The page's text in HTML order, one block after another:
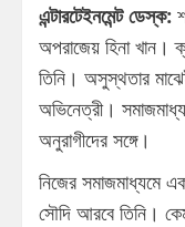
এন্টারটেইনমেন্ট ডেস্ক:
অপরাজেয় হিনা খান।
তিনি। অসুস্থতার
অভিনেত্রী।
অনুরাগীদের সঙ্গে।
নিজের সমাজমাধ্যমে
সৌদি আরবে তিনি।